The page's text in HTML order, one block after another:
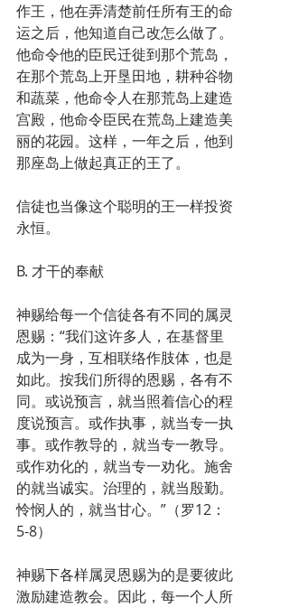
作王，他在弄清楚前任所有王的命
运之后，他知道自己改怎么做了。
他命令他的臣民迁徙到那个荒岛，
在那个荒岛上开垦田地，耕种谷物
和蔬菜，他命令人在那荒岛上建造
宫殿，他命令臣民在荒岛上建造美
丽的花园。这样，一年之后，他到
那座岛上做起真正的王了。
信徒也当像这个聪明的王一样投资
永恒。
B. 才干的奉献
神赐给每一个信徒各有不同的属灵
恩赐：“我们这许多人，在基督里
成为一身，互相联络作肢体，也是
如此。按我们所得的恩赐，各有不
同。或说预言，就当照着信心的程
度说预言。或作执事，就当专一执
事。或作教导的，就当专一教导。
或作劝化的，就当专一劝化。施舍
的就当诚实。治理的，就当殷勤。
怜悯人的，就当甘心。”（罗12：
5-8）
神赐下各样属灵恩赐为的是要彼此
激励建造教会。因此，每一个人所